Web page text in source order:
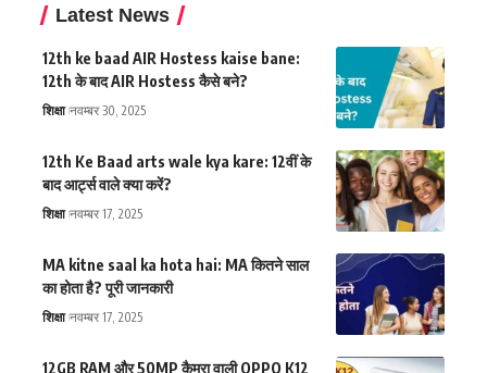
Latest News
12th ke baad AIR Hostess kaise bane:
12th के बाद AIR Hostess कैसे बने?
शिक्षा नवम्बर 30, 2025
12th Ke Baad arts wale kya kare: 12वीं के
बाद आर्ट्स वाले क्या करें?
शिक्षा नवम्बर 17, 2025
MA kitne saal ka hota hai: MA कितने साल
का होता है? पूरी जानकारी
शिक्षा नवम्बर 17, 2025
12GB RAM और 50MP कैमरा वाली OPPO K12